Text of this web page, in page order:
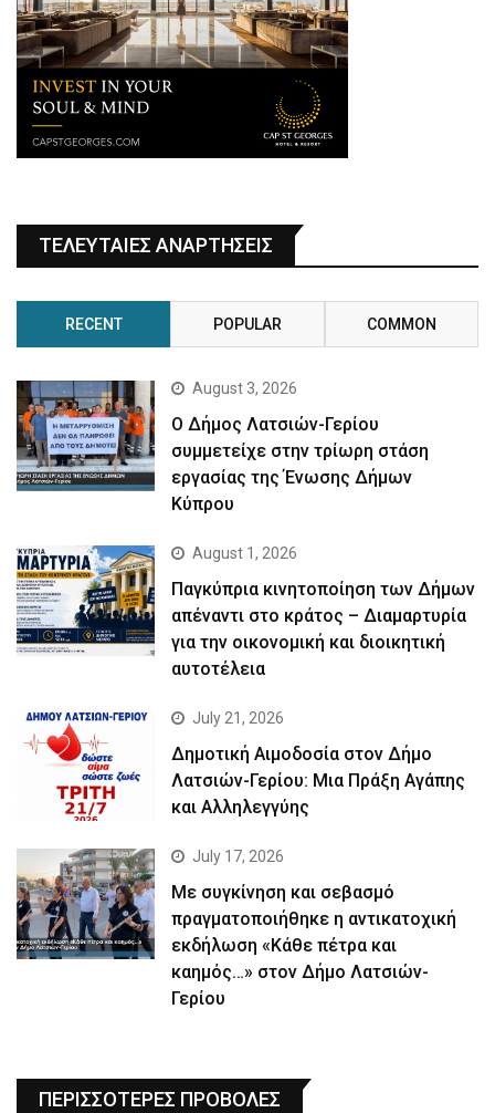
ΤΕΛΕΥΤΑΙΕΣ ΑΝΑΡΤΗΣΕΙΣ
RECENT POPULAR COMMON
August 3, 2026
Ο Δήμος Λατσιών-Γερίου
συμμετείχε στην τρίωρη στάση
εργασίας της Ένωσης Δήμων
Κύπρου
August 1, 2026
Παγκύπρια κινητοποίηση των Δήμων
απέναντι στο κράτος – Διαμαρτυρία
για την οικονομική και διοικητική
αυτοτέλεια
July 21, 2026
Δημοτική Αιμοδοσία στον Δήμο
Λατσιών-Γερίου: Μια Πράξη Αγάπης
και Αλληλεγγύης
July 17, 2026
Με συγκίνηση και σεβασμό
πραγματοποιήθηκε η αντικατοχική
εκδήλωση «Κάθε πέτρα και
καημός…» στον Δήμο Λατσιών-
Γερίου
ΠΕΡΙΣΣΟΤΕΡΕΣ ΠΡΟΒΟΛΕΣ